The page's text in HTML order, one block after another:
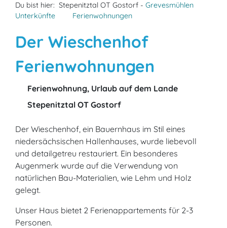
Du bist hier: Stepenitztal OT Gostorf - Grevesmühlen
Unterkünfte
Ferienwohnungen
Der Wieschenhof
Ferienwohnungen
Ferienwohnung, Urlaub auf dem Lande
Stepenitztal OT Gostorf
Der Wieschenhof, ein Bauernhaus im Stil eines
niedersächsischen Hallenhauses, wurde liebevoll
und detailgetreu restauriert. Ein besonderes
Augenmerk wurde auf die Verwendung von
natürlichen Bau-Materialien, wie Lehm und Holz
gelegt.
Unser Haus bietet 2 Ferienappartements für 2-3
Personen.